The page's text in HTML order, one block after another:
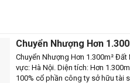
Chuyển Nhượng Hơn
CB1242(1093)
Chuyển Nhượng Hơn 1.300m² Đất
vực: Hà Nội. Diện tích: Hơn
100% cổ phần công ty sở hữu tài